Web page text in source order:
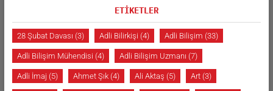
ETİKETLER
28 Şubat Davası (3) Adli Bilirkişi (4) Adli Bilişim (33)
Adli Bilişim Mühendisi (4) Adli Bilişim Uzmanı (7)
Adli İmaj (5) Ahmet Şık(4) Ali Aktaş (5) Art(3)